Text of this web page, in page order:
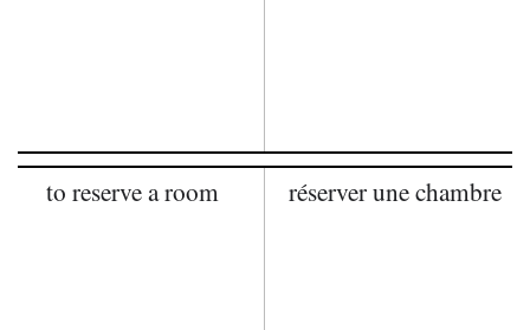
to reserve a room réserver une chambre